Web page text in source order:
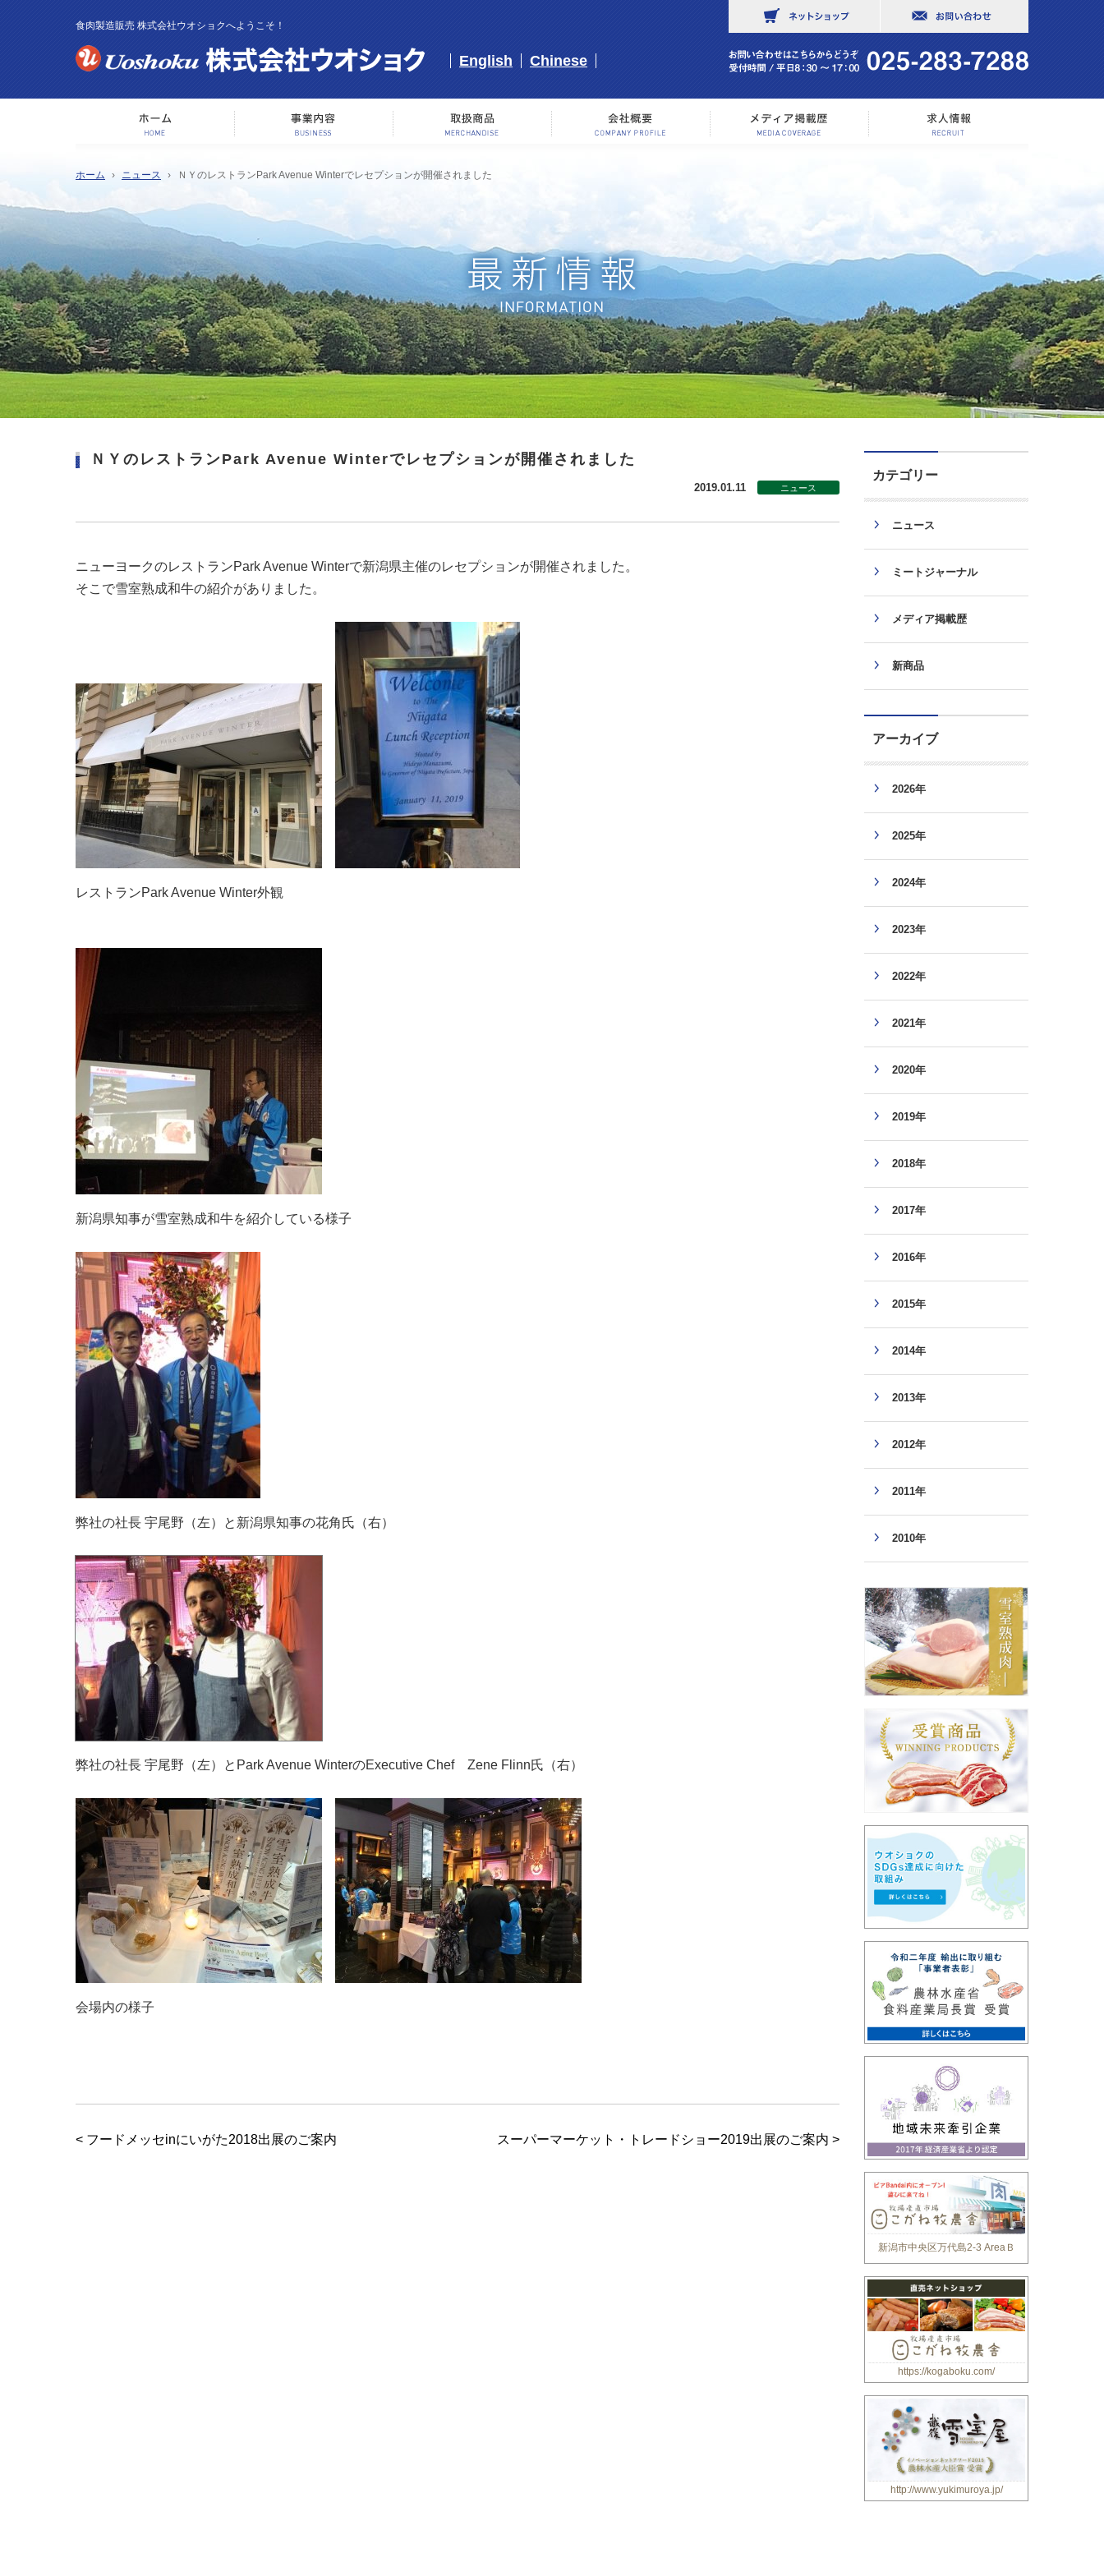
食肉製造販売 株式会社ウオショクへようこそ！
English Chinese
取り扱い商品 会社概要 メディア掲載歴
ホーム ニュース ＮＹのレストランPark Avenue Winterでレセプションが開催されました
ＮＹのレストランPark Avenue Winterでレセプションが開催されました
2019.01.11 ニュース
ニューヨークのレストランPark Avenue Winterで新潟県主催のレセプションが開催されました。
そこで雪室熟成和牛の紹介がありました。
レストランPark Avenue Winter外観
新潟県知事が雪室熟成和牛を紹介している様子
弊社の社長 宇尾野（左）と新潟県知事の花角氏（右）
弊社の社長 宇尾野（左）とPark Avenue WinterのExecutive Chef Zene Flinn氏（右）
会場内の様子
< フードメッセinにいがた2018出展のご案内 スーパーマーケット・トレードショー2019出展のご案内 >
カテゴリー
ニュース
ミートジャーナル
メディア掲載歴
新商品
アーカイブ
2026年
2025年
2024年
2023年
2022年
2021年
2020年
2019年
2018年
2017年
2016年
2015年
2014年
2013年
2012年
2011年
2010年
新潟市中央区万代島2-3 AreaＢ
https://kogaboku.com/
http://www.yukimuroya.jp/